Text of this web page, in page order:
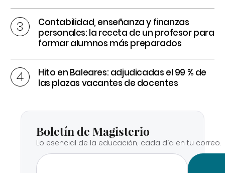
Contabilidad, enseñanza y finanzas
personales: la receta de un profesor para
formar alumnos más preparados
Hito en Baleares: adjudicadas el 99 % de
las plazas vacantes de docentes
Boletín de Magisterio
Lo esencial de la educación, cada día en tu correo.